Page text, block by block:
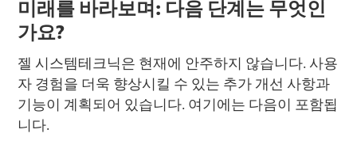
미래를 바라보며: 다음 단계는 무엇인
가요?
젤 시스템테크닉은 현재에 안주하지 않습니다. 사용
자 경험을 더욱 향상시킬 수 있는 추가 개선 사항과
기능이 계획되어 있습니다. 여기에는 다음이 포함됩
니다.